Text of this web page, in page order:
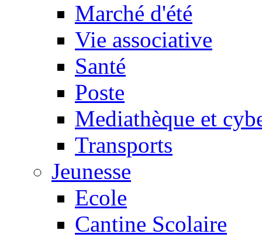
Marché d'été
Vie associative
Santé
Poste
Mediathèque et
Transports
Jeunesse
Ecole
Cantine Scolaire